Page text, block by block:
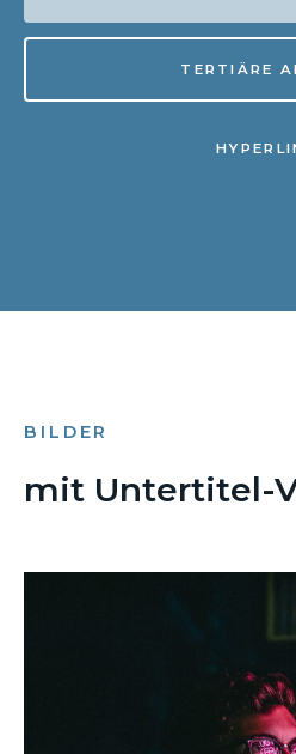
TERTIÄRE
BILDER
mit Untertitel-